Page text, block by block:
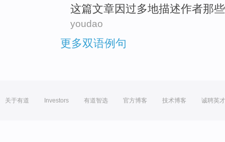
这篇文章因过多地描述作者那
youdao
更多双语例句
关于有道 Investors 有道智选 官方博客 技术博客 诚聘英才